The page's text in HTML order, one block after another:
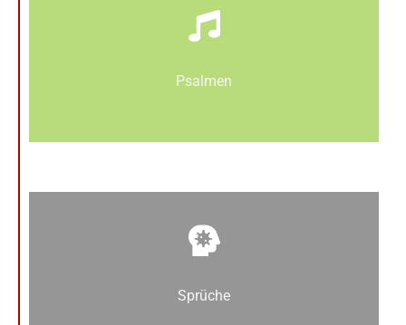
Psalmen
Sprüche